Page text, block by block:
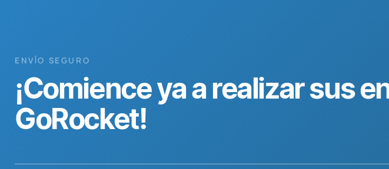
ENVÍO SEGURO
¡Comience ya a realizar sus
GoRocket!